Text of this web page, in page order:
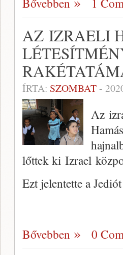
AZ IZRAELI
ÍRTA: SZOMBAT-
Az
lőttek ki Izrael
Ezt jelentette a
Bővebben 0